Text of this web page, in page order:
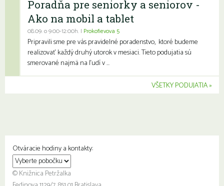
Poradňa pre seniorky a seniorov -
Ako na mobil a tablet
08.09. o 9:00-12:00h. | Prokofievova 5
Pripravili sme pre vás pravidelné poradenstvo, ktoré budeme
realizovať každý druhý utorok v mesiaci. Tieto podujatia sú
smerované najmä na ľudí v ...
VŠETKY PODUJATIA
Otváracie hodiny a kontakty:
© Knižnica Petržalka